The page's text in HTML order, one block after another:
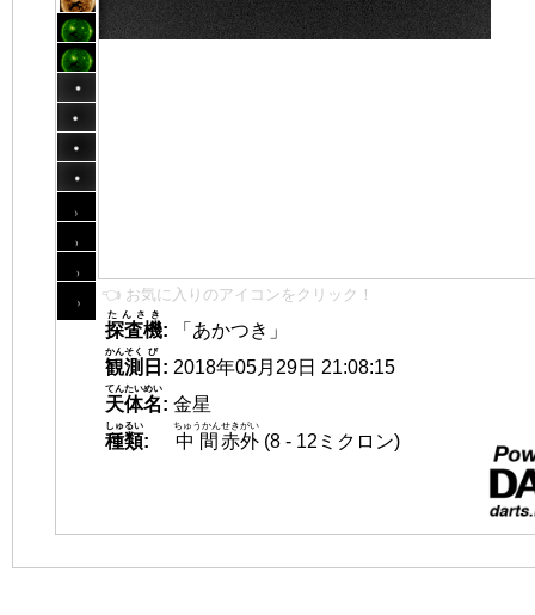
👈 お気に入りのアイコンをクリック！
探査機
たんさき
:
「あかつき」
観測
かんそく
日
び
: 2018年05月29日 21:08:15
天体名
てんたいめい
: 金星
種類
しゅるい
: 中間
ちゅうかん
赤外
せきがい
(8 - 12ミクロン)